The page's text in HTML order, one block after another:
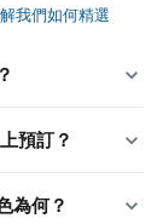
我們如何精選
預訂？
為何？